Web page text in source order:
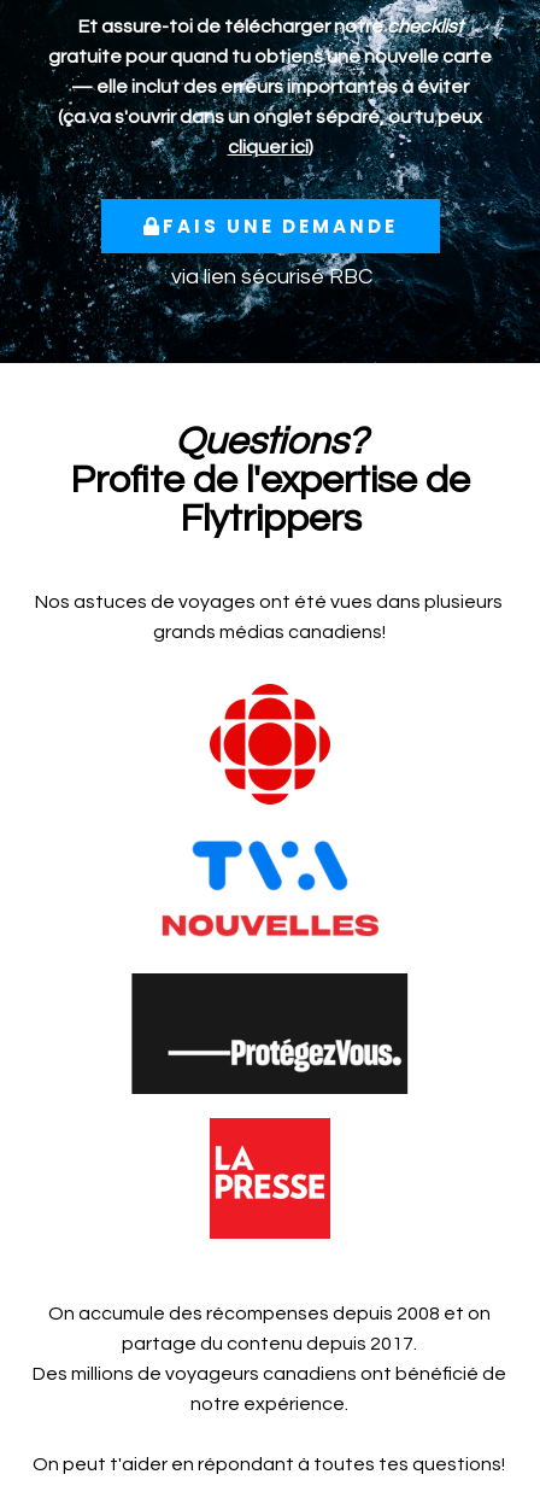
Et assure-toi de télécharger notrechecklist
gratuite pour quand tu obtiens une nouvelle carte
— elle inclut des erreurs importantes à éviter
(ça va s'ouvrir dans un onglet séparé, ou tu peux
cliquer ici)
FAIS UNE DEMANDE
via lien sécurisé RBC
Questions?
Profite de l'expertise de
Flytrippers
Nos astuces de voyages ont été vues dans plusieurs
grands médias canadiens!
On accumule des récompenses depuis 2008 et on
partage du contenu depuis 2017.
Des millions de voyageurs canadiens ont bénéficié de
notre expérience.
On peut t'aider en répondant à toutes tes questions!